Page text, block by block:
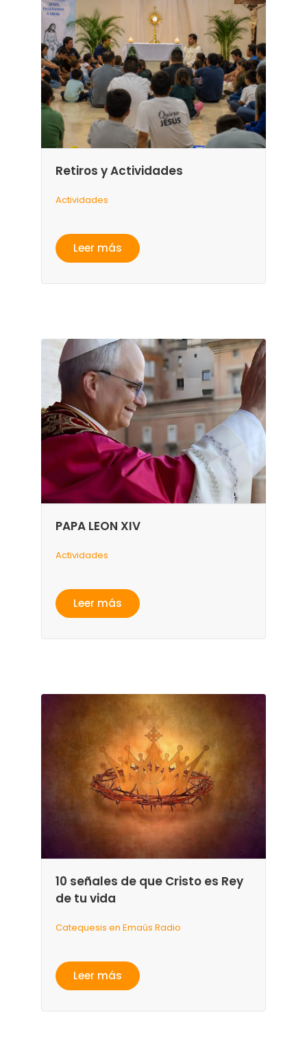
Retiros y Actividades
Actividades
Leer más
PAPA LEON XIV
Actividades
Leer más
10 señales de que Cristo es Rey
de tu vida
Catequesis en Emaús Radio
Leer más